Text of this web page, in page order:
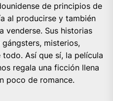
de principios de
al producirse y también
venderse. Sus historias
misterios,
Así que sí, la película
regala una ficción llena
poco de romance.